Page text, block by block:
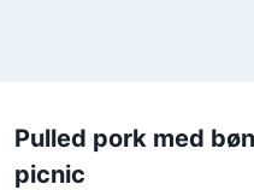
Pulled pork med
picnic